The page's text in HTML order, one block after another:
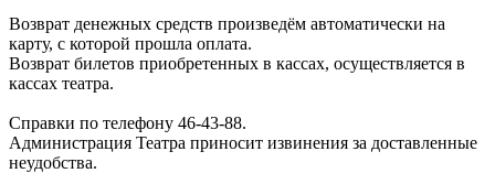
Возврат денежных средств произведём автоматически на
карту, с которой прошла оплата.
Возврат билетов приобретенных в кассах, осуществляется в
кассах театра.
Справки по телефону 46-43-88.
Администрация Театра приносит извинения за доставленные
неудобства.